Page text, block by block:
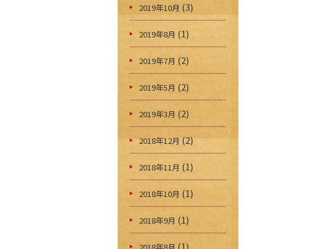
2019年10月 (3)
2019年8月 (1)
2019年7月 (2)
2019年5月 (2)
2019年3月 (2)
2018年12月(2)
2018年11月 (1)
2018年10月 (1)
2018年9月(1)
(1)